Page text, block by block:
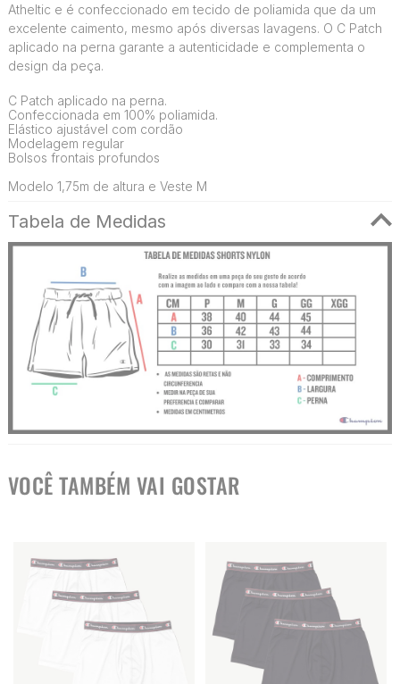
Atheltic e é confeccionado em tecido de poliamida que da um
excelente caimento, mesmo após diversas lavagens. O C Patch
aplicado na perna garante a autenticidade e complementa o
design da peça.
C Patch aplicado na perna.
Confeccionada em 100% poliamida.
Elástico ajustável com cordão
Modelagem regular
Bolsos frontais profundos
Modelo 1,75m de altura e Veste M
Tabela de Medidas
VOCÊ TAMBÉM VAI GOSTAR